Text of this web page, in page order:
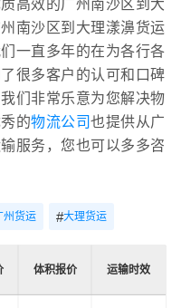
高效的广州南沙区到大
南沙区到大理漾濞货运
一直多年的在为各行各
很多客户的认可和口碑
们非常乐意为您解决物
的物流公司也提供从广
服务，您也可以多多咨
州货运 #大理货运
体积报价 运输时效